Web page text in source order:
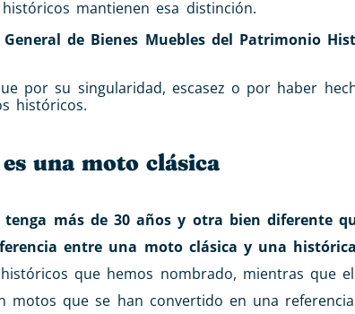
mantienen esa distinción.
de Bienes Muebles del Patrimonio
por su singularidad, escasez o por haber
históricos.
una moto clásica
más de 30 años y otra bien diferente
entre una moto clásica y una
que hemos nombrado, mientras que
motos que se han convertido en una